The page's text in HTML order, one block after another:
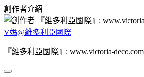
創作者介紹
V媽@維多利亞國際
『維多利亞國際』: www.victoria-deco.com